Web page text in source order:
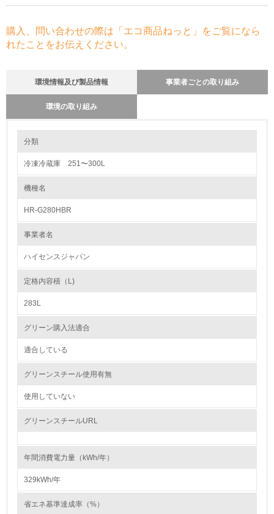
購入、問い合わせの際は「エコ商品ねっと」をご覧になら
れたことをお伝えください。
環境情報及び製品情報 事業者ごとの取り組み
環境の取り組み
1.環境取り組み体制
かしている
分類
冷凍冷蔵庫 251〜300L
機種名
HR-G280HBR
事業者名
ハイセンスジャパン
定格内容積（L)
283L
グリーン購入法適合
適合している
グリーンスチール使用有無
使用していない
グリーンスチールURL
年間消費電力量（kWh/年）
329kWh/年
省エネ基準達成率（%）